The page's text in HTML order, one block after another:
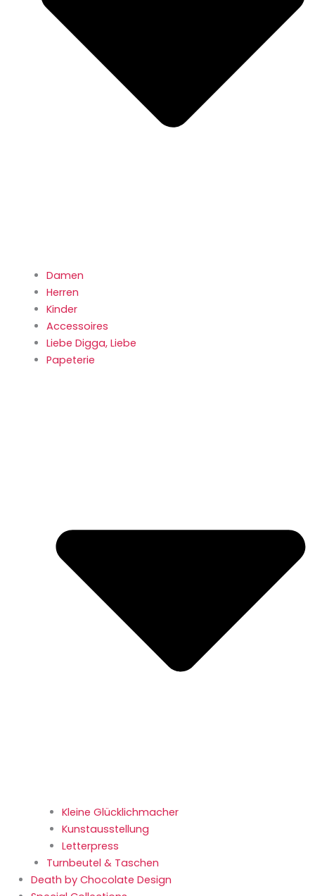
Damen
Herren
Kinder
Accessoires
Liebe Digga, Liebe
Papeterie
Kleine Glücklichmacher
Kunstausstellung
Letterpress
Turnbeutel & Taschen
Death by Chocolate Design